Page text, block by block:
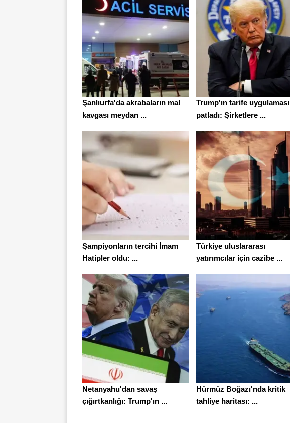
Şanlıurfa'da akrabaların mal
kavgası meydan ...
Trump'ın tarife uygulaması
patladı: Şirketlere ...
Şampiyonların tercihi İmam
Hatipler oldu: ...
Türkiye uluslararası
yatırımcılar için cazibe ...
Netanyahu'dan savaş
çığırtkanlığı: Trump'ın ...
Hürmüz Boğazı'nda kritik
tahliye haritası: ...